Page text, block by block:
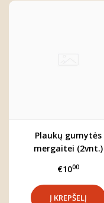
Plaukų gumytės
mergaitei (2vnt.)
€1000